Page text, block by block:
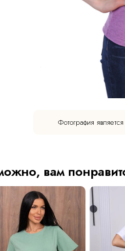
Фотография
вам